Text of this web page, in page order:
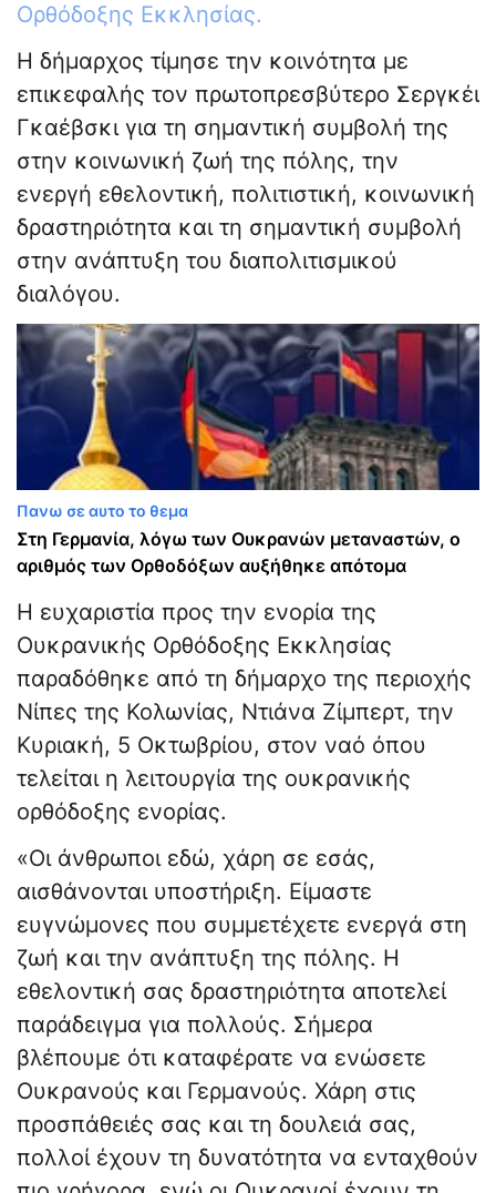
Ορθόδοξης Εκκλησίας.
Η δήμαρχος τίμησε την κοινότητα με
επικεφαλής τον πρωτοπρεσβύτερο Σεργκέι
Γκαέβσκι για τη σημαντική συμβολή της
στην κοινωνική ζωή της πόλης, την
ενεργή εθελοντική, πολιτιστική, κοινωνική
δραστηριότητα και τη σημαντική συμβολή
στην ανάπτυξη του διαπολιτισμικού
διαλόγου.
Πανω σε αυτο το θεμα
Στη Γερμανία, λόγω των Ουκρανών μεταναστών, ο
αριθμός των Ορθοδόξων αυξήθηκε απότομα
Η ευχαριστία προς την ενορία της
Ουκρανικής Ορθόδοξης Εκκλησίας
παραδόθηκε από τη δήμαρχο της περιοχής
Νίπες της Κολωνίας, Ντιάνα Ζίμπερτ, την
Κυριακή, 5 Οκτωβρίου, στον ναό όπου
τελείται η λειτουργία της ουκρανικής
ορθόδοξης ενορίας.
«Οι άνθρωποι εδώ, χάρη σε εσάς,
αισθάνονται υποστήριξη. Είμαστε
ευγνώμονες που συμμετέχετε ενεργά στη
ζωή και την ανάπτυξη της πόλης. Η
εθελοντική σας δραστηριότητα αποτελεί
παράδειγμα για πολλούς. Σήμερα
βλέπουμε ότι καταφέρατε να ενώσετε
Ουκρανούς και Γερμανούς. Χάρη στις
προσπάθειές σας και τη δουλειά σας,
πολλοί έχουν τη δυνατότητα να ενταχθούν